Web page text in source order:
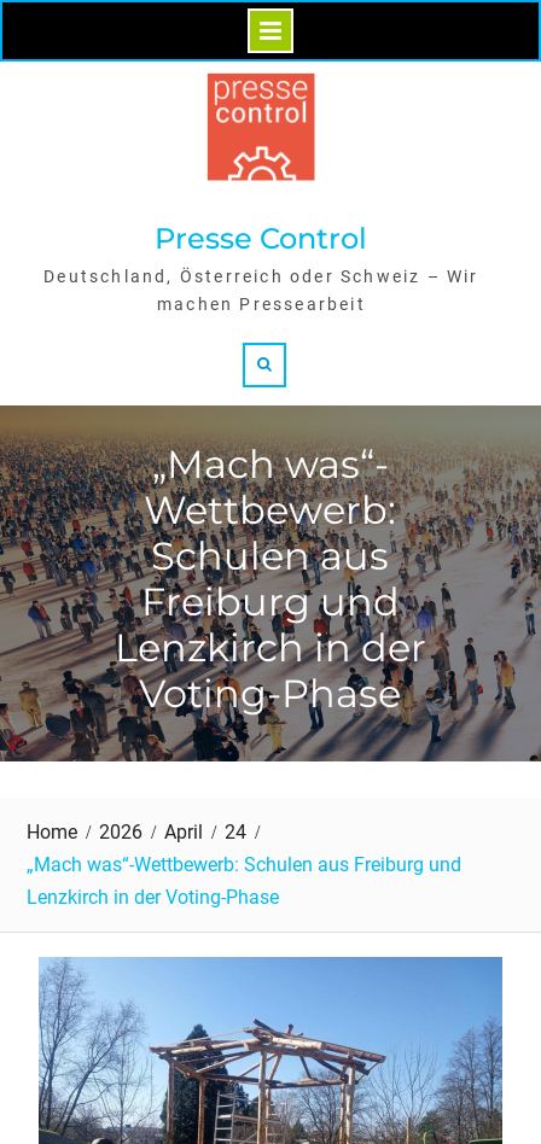
Skip
Presse Control
Deutschland, Österreich oder Schweiz – Wir
machen Pressearbeit
„Mach was“-
Wettbewerb:
Schulen aus
Freiburg und
Lenzkirch in der
Voting-Phase
Home 2026 April
24
„Mach was“-Wettbewerb: Schulen aus Freiburg und
Lenzkirch in der Voting-Phase